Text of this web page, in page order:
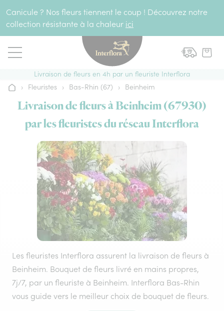
Canicule ? Nos fleurs tiennent le coup ! Découvrez notre
collection résistante à la chaleur ici
Livraison de fleurs en 4h par un fleuriste Interflora
Accueil
› Fleuristes › Bas-Rhin (67) › Beinheim
Livraison de fleurs à Beinheim (67930)
par les fleuristes du réseau Interflora
Les fleuristes Interflora assurent la livraison de fleurs à
Beinheim. Bouquet de fleurs livré en mains propres,
7j/7, par un fleuriste à Beinheim. Interflora Bas-Rhin
vous guide vers le meilleur choix de bouquet de fleurs.